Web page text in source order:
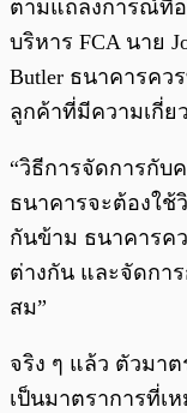
ตามแถลงการณ์ที่
บริหาร FCA นาย
Butler ธนาคารคว
ลูกค้าที่มีความเกี่ยว
“วิธีการจัดการกับ
ธนาคารจะต้องใช้
กันข้าม ธนาคารค
ต่างกัน และจัดการ
สม”
จริง ๆ แล้ว ตัวมา
เป็นมาตราการที่เ